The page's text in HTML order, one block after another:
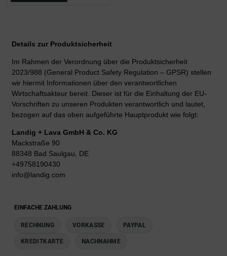
Details zur Produktsicherheit
Im Rahmen der Verordnung über die Produktsicherheit
2023/988 (General Product Safety Regulation – GPSR) stellen
wir hiermit Informationen über den verantwortlichen
Wirtschaftsakteur bereit. Dieser ist für die Einhaltung der EU-
Vorschriften zu unseren Produkten verantwortlich und lautet,
bezogen auf das oben aufgeführte Hauptprodukt wie folgt:
Landig + Lava GmbH & Co. KG
Mackstraße 90
88348 Bad Saulgau, DE
+49758190430
info@landig.com
EINFACHE ZAHLUNG
RECHNUNG VORKASSE PAYPAL
KREDITKARTE NACHNAHME